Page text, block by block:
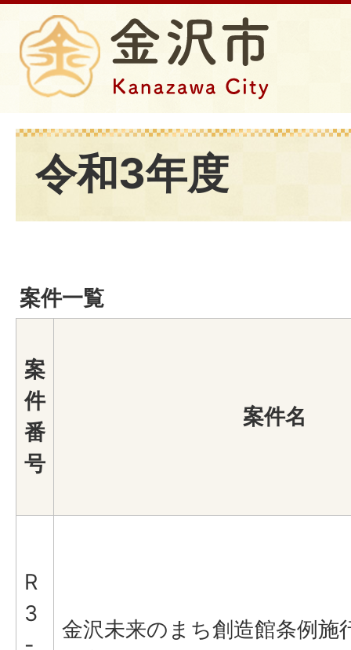
令和3年度
案件一覧
案
件
番
号
案件名
R
3
金沢未来のまち創造館条例施